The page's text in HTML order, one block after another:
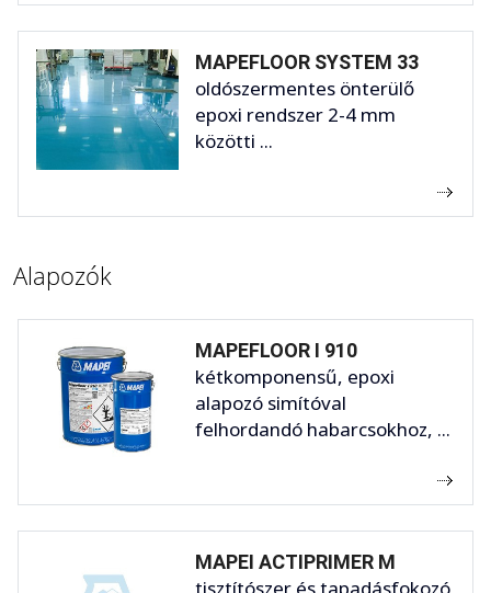
MAPEFLOOR SYSTEM 33
oldószermentes önterülő
epoxi rendszer 2-4 mm
közötti ...
Alapozók
MAPEFLOOR I 910
kétkomponensű, epoxi
alapozó simítóval
felhordandó habarcsokhoz, ...
MAPEI ACTIPRIMER M
tisztítószer és tapadásfokozó